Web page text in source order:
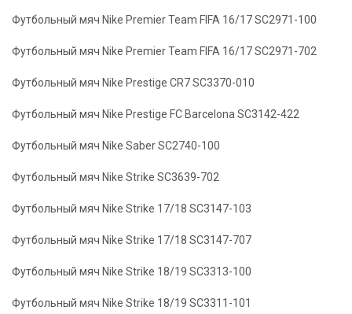
Футбольный мяч Nike Premier Team FIFA 16/17 SC2971-100
Футбольный мяч Nike Premier Team FIFA 16/17 SC2971-702
Футбольный мяч Nike Prestige CR7 SC3370-010
Футбольный мяч Nike Prestige FC Barcelona SC3142-422
Футбольный мяч Nike Saber SC2740-100
Футбольный мяч Nike Strike SC3639-702
Футбольный мяч Nike Strike 17/18 SC3147-103
Футбольный мяч Nike Strike 17/18 SC3147-707
Футбольный мяч Nike Strike 18/19 SC3313-100
Футбольный мяч Nike Strike 18/19 SC3311-101